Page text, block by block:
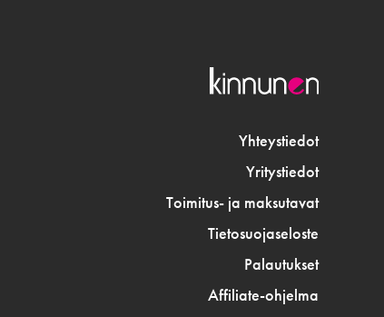
Yhteystiedot
Yritystiedot
Toimitus- ja maksutavat
Tietosuojaseloste
Palautukset
Affiliate-ohjelma